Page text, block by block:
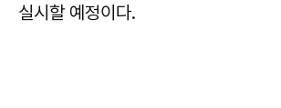
실시할 예정이다.